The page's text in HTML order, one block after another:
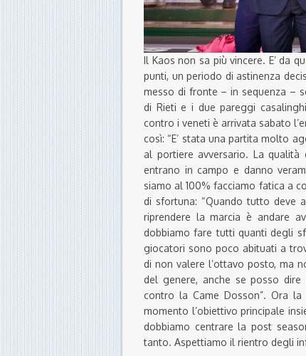
Il Kaos non sa più vincere. E’ da
punti, un periodo di astinenza
messo di fronte – in sequenza –
di Rieti e i due pareggi
contro i veneti è arrivata sabato
così: “E’ stata una partita molto
al portiere avversario. La qualità
entrano in campo e danno
siamo al 100% facciamo fatica a
di sfortuna: “Quando tutto deve
riprendere la marcia è andare
dobbiamo fare tutti quanti degli
giocatori sono poco abituati a
di non valere l’ottavo posto, ma
del genere, anche se posso
contro la Came Dosson”. Ora
momento l’obiettivo principale
dobbiamo centrare la post
tanto. Aspettiamo il rientro degli